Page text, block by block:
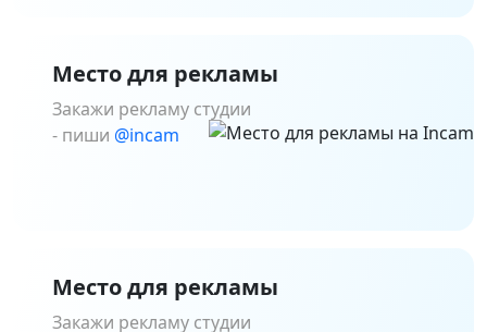
Место для рекламы
Закажи рекламу студии
- пиши @incam
Место для рекламы
Закажи рекламу студии